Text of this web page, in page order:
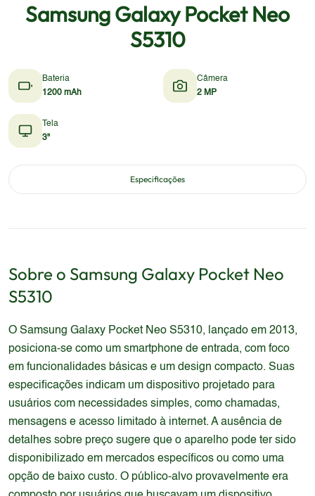
Samsung Galaxy Pocket Neo
S5310
Bateria
1200 mAh
Câmera
2 MP
Tela
3"
Especificações
Sobre o Samsung Galaxy Pocket Neo
S5310
O Samsung Galaxy Pocket Neo S5310, lançado em 2013,
posiciona-se como um smartphone de entrada, com foco
em funcionalidades básicas e um design compacto. Suas
especificações indicam um dispositivo projetado para
usuários com necessidades simples, como chamadas,
mensagens e acesso limitado à internet. A ausência de
detalhes sobre preço sugere que o aparelho pode ter sido
disponibilizado em mercados específicos ou como uma
opção de baixo custo. O público-alvo provavelmente era